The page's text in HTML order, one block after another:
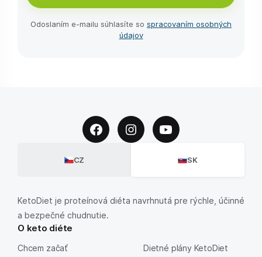
Odoslaním e-⁠mailu súhlasíte so spracovaním osobných
údajov
CZ SK
KetoDiet je proteínová diéta navrhnutá pre rýchle, účinné
a bezpečné chudnutie.
O keto diéte
Chcem začať
Dietné plány KetoDiet